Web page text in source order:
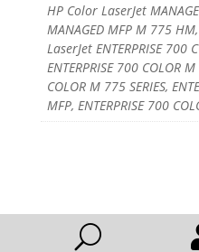
HP Color LaserJet
MANAGED MFP M 775
LaserJet ENTERPRISE 700
ENTERPRISE 700 COLOR
COLOR M 775 SERIES,
MFP, ENTERPRISE 700
U